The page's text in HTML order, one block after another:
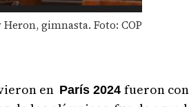
gimnasta. Foto: COP
en París 2024 fueron